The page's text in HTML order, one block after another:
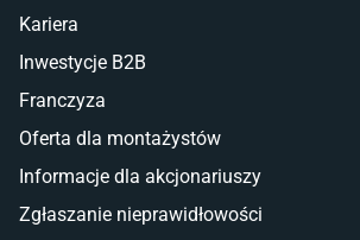
Kariera
Inwestycje B2B
Franczyza
Oferta dla montażystów
Informacje dla akcjonariuszy
Zgłaszanie nieprawidłowości